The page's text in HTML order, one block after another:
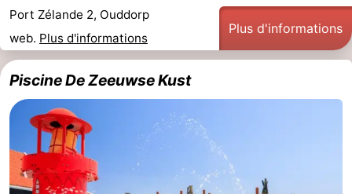
't
Hof
van
Haamstede
Schouwen
-
Schouwse
Valleien
-
Soeten
Haert
-
Wijde
Blick
-
Zeeland
Village
-
Zeeuwse
-
Port Zélande 2, Ouddorp
web. Plus d'informations
Plus d'informations
Piscine De Zeeuwse Kust